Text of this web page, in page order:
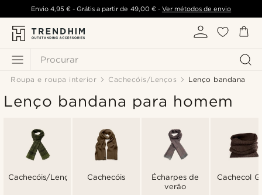
Procurar
Envio 4,95 €- Grátis a partir de 49,00 €- Ver métodos de envio
Roupa e roupa interior Cachecóis/Lenços Lenço bandana
Lenço bandana para homem
Cachecóis/Lenços Cachecóis
Écharpes de
verão
Cachecol